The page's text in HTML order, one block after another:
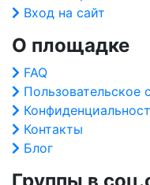
Вход на сайт
О площадке
FAQ
Пользовательское
Контакты
Блог